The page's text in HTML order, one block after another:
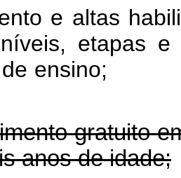
e altas
etapas e
de
gratuito
anos de idade;